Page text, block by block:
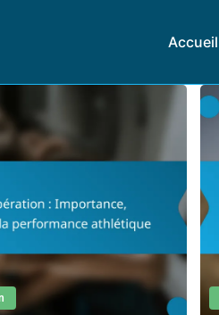
Accueil